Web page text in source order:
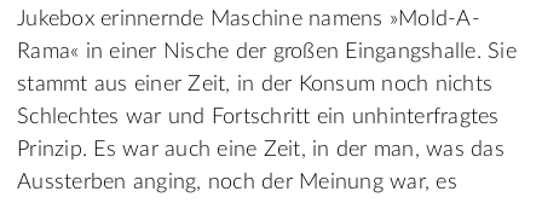
Jukebox erinnernde Maschine namens »Mold-A-
Rama« in einer Nische der großen Eingangshalle. Sie
stammt aus einer Zeit, in der Konsum noch nichts
Schlechtes war und Fortschritt ein unhinterfragtes
Prinzip. Es war auch eine Zeit, in der man, was das
Aussterben anging, noch der Meinung war, es